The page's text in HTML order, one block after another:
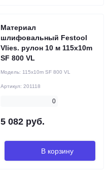
Материал
шлифовальный Festool
Vlies. рулон 10 м 115x10m
SF 800 VL
Модель: 115x10m SF 800 VL
Артикул: 201118
0
5 082 руб.
В корзину